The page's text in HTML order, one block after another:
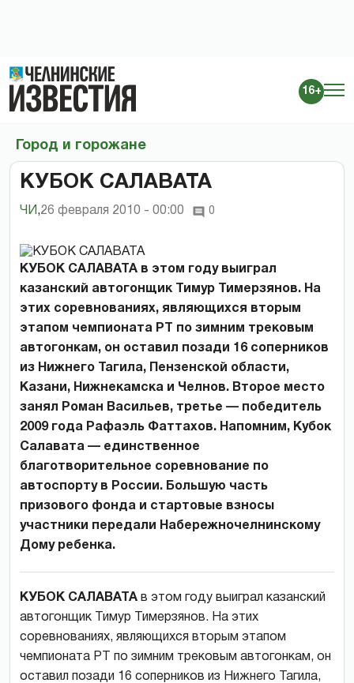
16+
Город и горожане
КУБОК САЛАВАТА
ЧИ ,26 февраля 2010 - 00:00 0
КУБОК САЛАВАТА в этом году выиграл
казанский автогонщик Тимур Тимерзянов. На
этих соревнованиях, являющихся вторым
этапом чемпионата РТ по зимним трековым
автогонкам, он оставил позади 16 соперников
из Нижнего Тагила, Пензенской области,
Казани, Нижнекамска и Челнов. Второе место
занял Роман Васильев, третье — победитель
2009 года Рафаэль Фаттахов. Напомним, Кубок
Салавата — единственное
благотворительное соревнование по
автоспорту в России. Большую часть
призового фонда и стартовые взносы
участники передали Набережночелнинскому
Дому ребенка.
КУБОК САЛАВАТА в этом году выиграл казанский
автогонщик Тимур Тимерзянов. На этих
соревнованиях, являющихся вторым этапом
чемпионата РТ по зимним трековым автогонкам, он
оставил позади 16 соперников из Нижнего Тагила,